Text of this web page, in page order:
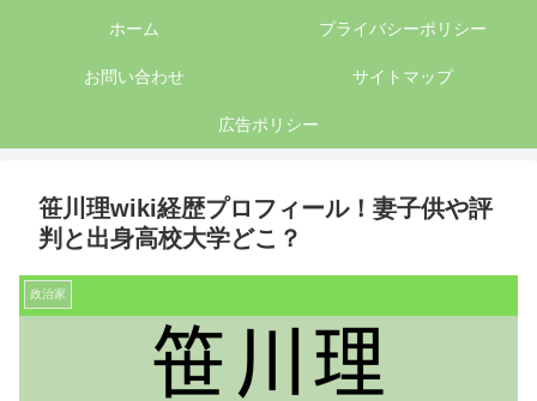
ホーム プライバシーポリシー
お問い合わせ サイトマップ
広告ポリシー
笹川理wiki経歴プロフィール！妻子供や評
判と出身高校大学どこ？
政治家